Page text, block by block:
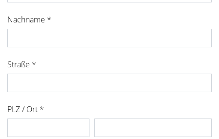
Nachname *
Straße *
PLZ / Ort *